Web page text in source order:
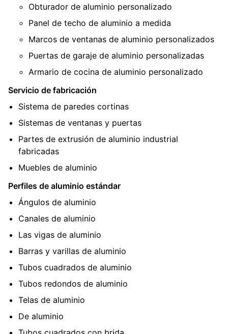
Obturador de aluminio personalizado
Panel de techo de aluminio a medida
Marcos de ventanas de aluminio personalizados
Puertas de garaje de aluminio personalizadas
Armario de cocina de aluminio personalizado
Servicio de fabricación
Sistema de paredes cortinas
Sistemas de ventanas y puertas
Partes de extrusión de aluminio industrial
fabricadas
Muebles de aluminio
Perfiles de aluminio estándar
Ángulos de aluminio
Canales de aluminio
Las vigas de aluminio
Barras y varillas de aluminio
Tubos cuadrados de aluminio
Tubos redondos de aluminio
Telas de aluminio
De aluminio